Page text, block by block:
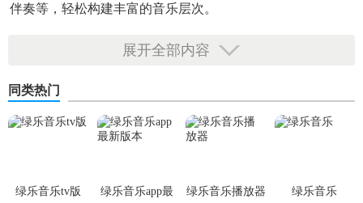
伴奏等，轻松构建丰富的音乐层次。
2. 音频编辑：提供剪切、复制、粘贴、删除等基本编辑功
3. 音效库：内置丰富的预设音效和插件，如压缩器、均衡
器、混响等，帮助用户快速调整声音效果。
展开全部内容
同类热门
绿乐音乐tv版
绿乐音乐app最
绿乐音乐播放器 绿乐音乐